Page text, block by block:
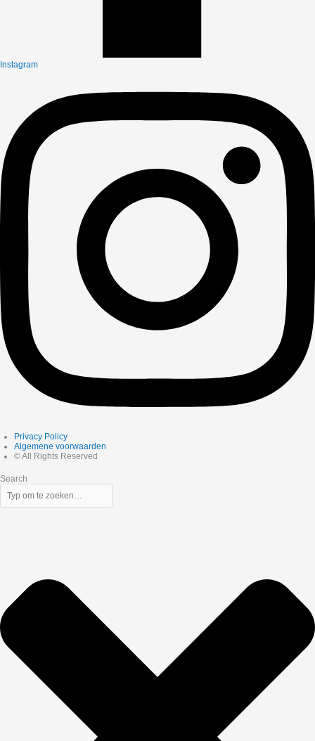
Instagram
Privacy Policy
Algemene voorwaarden
© All Rights Reserved
Search